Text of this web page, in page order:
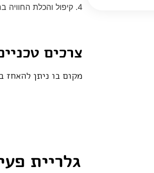
4. קיפול והכלת החוויה בחיוך.
צרכים
מקום בו ניתן
גלריית